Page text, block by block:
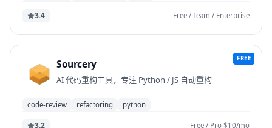
3.4 Free / Team / Enterprise
FREE
Sourcery
AI 代码重构工具，专注 Python / JS 自动重构
code-review refactoring python
3.2 Free / Pro $10/mo